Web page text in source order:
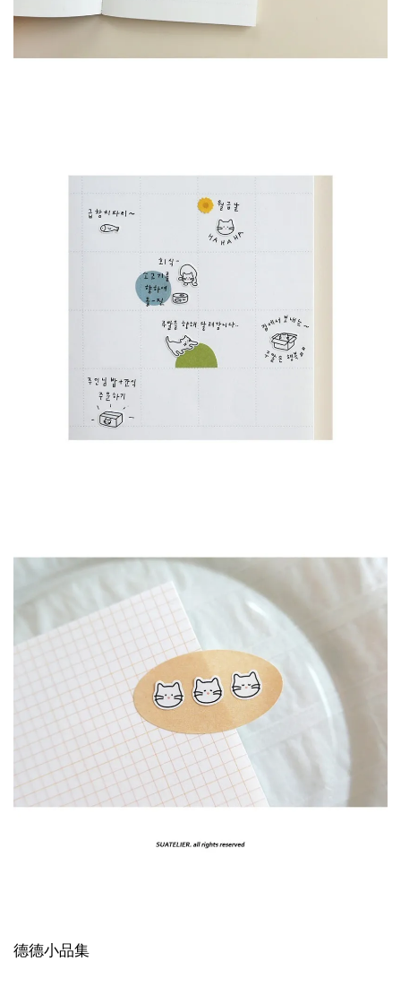
德德小品集